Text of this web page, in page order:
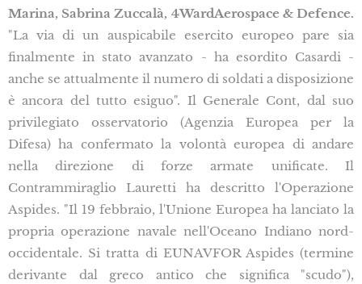
Marina, Sabrina Zuccalà, 4WardAerospace & Defence.
"La via di un auspicabile esercito europeo pare sia
finalmente in stato avanzato - ha esordito Casardi -
anche se attualmente il numero di soldati a disposizione
è ancora del tutto esiguo". Il Generale Cont, dal suo
privilegiato osservatorio (Agenzia Europea per la
Difesa) ha confermato la volontà europea di andare
nella direzione di forze armate unificate. Il
Contrammiraglio Lauretti ha descritto l'Operazione
Aspides. "Il 19 febbraio, l'Unione Europea ha lanciato la
propria operazione navale nell'Oceano Indiano nord-
occidentale. Si tratta di EUNAVFOR Aspides (termine
derivante dal greco antico che significa "scudo"),